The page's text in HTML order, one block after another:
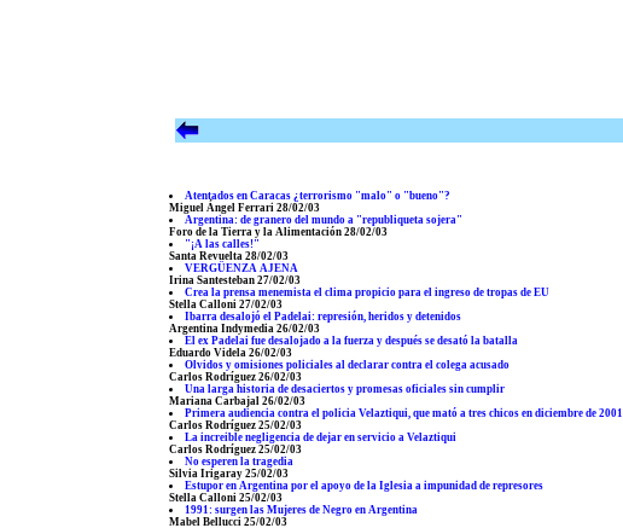
Atentados en Caracas ¿terrorismo "malo" o "bueno"?
Miguel Ángel Ferrari 28/02/03
Argentina: de granero del mundo a "republiqueta sojera"
Foro de la Tierra y la Alimentación 28/02/03
"¡A las calles!"
Santa Revuelta 28/02/03
VERGÜENZA AJENA
Irina Santesteban 27/02/03
Crea la prensa menemista el clima propicio para el ingreso de tropas de EU
Stella Calloni 27/02/03
Ibarra desalojó el Padelai: represión, heridos y detenidos
Argentina Indymedia 26/02/03
El ex Padelai fue desalojado a la fuerza y después se desató la batalla
Eduardo Videla 26/02/03
Olvidos y omisiones policiales al declarar contra el colega acusado
Carlos Rodríguez 26/02/03
Una larga historia de desaciertos y promesas oficiales sin cumplir
Mariana Carbajal 26/02/03
Primera audiencia contra el policia Velaztiqui, que mató a tres chicos en diciembre de 2001
Carlos Rodríguez 25/02/03
La increible negligencia de dejar en servicio a Velaztiqui
Carlos Rodríguez 25/02/03
No esperen la tragedia
Silvia Irigaray 25/02/03
Estupor en Argentina por el apoyo de la Iglesia a impunidad de represores
Stella Calloni 25/02/03
1991: surgen las Mujeres de Negro en Argentina
Mabel Bellucci 25/02/03